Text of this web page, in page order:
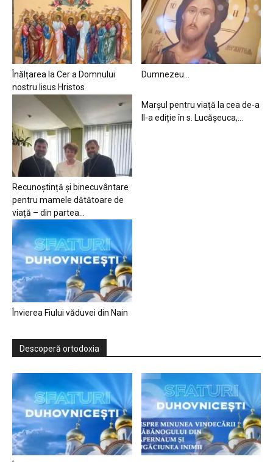
Înălțarea la Cer a Domnului
nostru Iisus Hristos
Dumnezeu…
Recunoștință și binecuvântare
pentru mamele dătătoare de
viață – din partea...
Marșul pentru viață la cea de-a
II-a ediție în s. Lucășeuca,...
Învierea Fiului văduvei din Nain
Descoperă ortodoxia